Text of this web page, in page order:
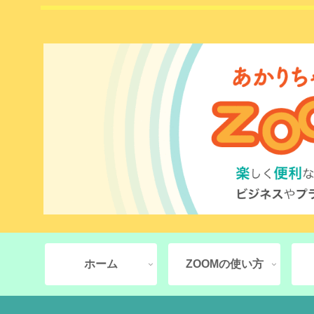
ホーム ZOOMの使い方